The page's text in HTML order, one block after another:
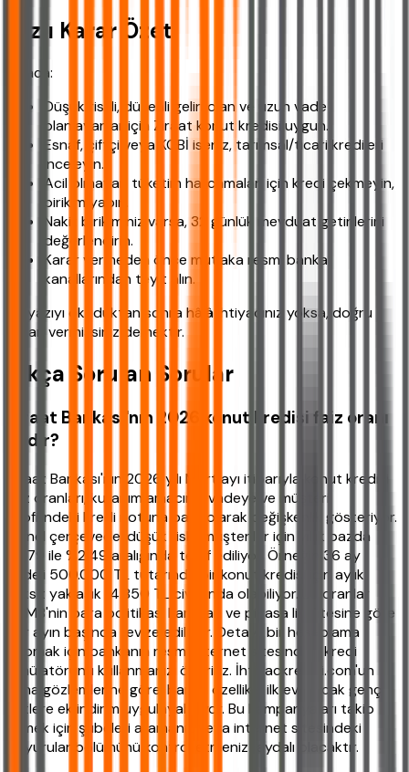
Hızlı Karar Özeti
Kısaca:
Düşük riskli, düzenli geliri olan ve uzun vade
planlayanlar için Ziraat konut kredisi uygun.
Esnaf, çiftçi veya KOBİ iseniz, tarımsal/ticari kredileri
inceleyin.
Acil olmayan tüketim harcamaları için kredi çekmeyin,
birikim yapın.
Nakit birikiminiz varsa, 32 günlük mevduat getirilerini
değerlendirin.
Karar vermeden önce mutlaka resmi banka
kanallarından teyit alın.
Bu yazıyı okuduktan sonra hâlâ ihtiyacınız yoksa, doğru
kararı vermişsiniz demektir.
Sıkça Sorulan Sorular
Ziraat Bankası'nın 2026 konut kredisi faiz oranı
nedir?
Ziraat Bankası'nın 2026 yılı Mart ayı itibarıyla konut kredisi
faiz oranları, kullanım amacına, vadeye ve müşteri
profilindeki kredi notuna bağlı olarak değişkenlik gösteriyor.
Genel çerçevede, düşük riskli müşteriler için yıllık bazda
%1.79 ile %2.49 aralığında teklif ediliyor. Örneğin 36 ay
vadeli 500.000 TL tutarında bir konut kredisi için aylık
taksit yaklaşık 14.850 TL civarında olabiliyor. Bu oranlar
TCMB'nin para politikası kararları ve piyasa likiditesine göre
her ayın başında revize ediliyor. Detaylı bir hesaplama
yapmak için bankanın resmi internet sitesindeki kredi
simülatörünü kullanmanızı öneririz. İhtiyackredisi.com'un
saha gözlemlerine göre, banka özellikle ilk ev alacak genç
çiftlere ek indirim uygulayabiliyor. Bu kampanyaları takip
etmek için şubeleri aramanız veya internet sitesindeki
duyurular bölümünü kontrol etmeniz faydalı olacaktır.